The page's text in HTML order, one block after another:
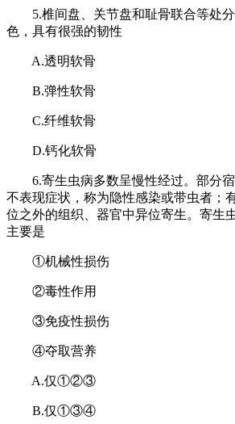
5.椎间盘、关节盘和耻骨联合等处
色，具有很强的韧性
A.透明软骨
B.弹性软骨
C.纤维软骨
D.钙化软骨
6.寄生虫病多数呈慢性经过。部分宿
不表现症状，称为隐性感染或带虫者；
位之外的组织、器官中异位寄生。寄生
主要是
①机械性损伤
②毒性作用
③免疫性损伤
④夺取营养
A.仅①②③
B.仅①③④